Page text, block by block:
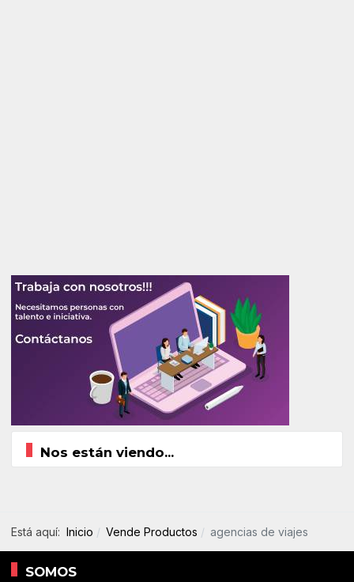
Nos están viendo...
Está aquí: Inicio Vende Productos agencias de viajes
SOMOS